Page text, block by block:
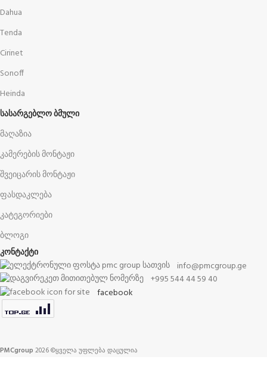
Dahua
Tenda
Cirinet
Sonoff
Heinda
ᲡᲐᲡᲐᲠᲒᲔᲑᲚᲝ ᲑᲛᲣᲚᲘ
მაღაზია
კამერების მონტაჟი
შვეიცარის მონტაჟი
ფასდაკლება
კატეგორიები
ბლოგი
კონტაქტი
info@pmcgroup.ge
+995 544 44 59 40
facebook
PMCgroup 2026 ©ყველა უფლება დაცულია